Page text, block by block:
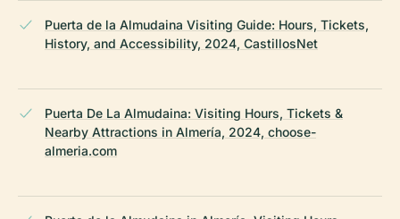
Puerta de la Almudaina Visiting Guide: Hours, Tickets,
History, and Accessibility, 2024, CastillosNet
Puerta De La Almudaina: Visiting Hours, Tickets &
Nearby Attractions in Almería, 2024, choose-
almeria.com